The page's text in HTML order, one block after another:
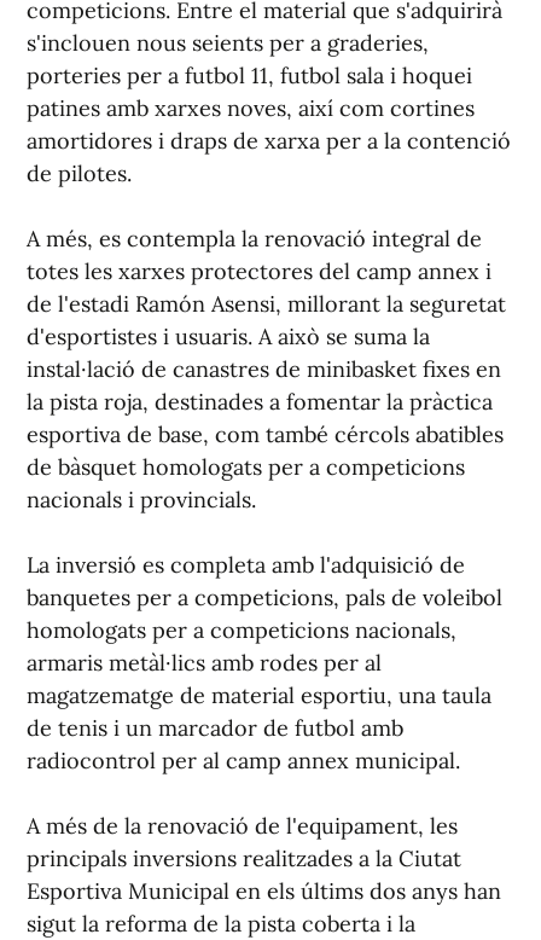
competicions. Entre el material que s'adquirirà
s'inclouen nous seients per a graderies,
porteries per a futbol 11, futbol sala i hoquei
patines amb xarxes noves, així com cortines
amortidores i draps de xarxa per a la contenció
de pilotes.
A més, es contempla la renovació integral de
totes les xarxes protectores del camp annex i
de l'estadi Ramón Asensi, millorant la seguretat
d'esportistes i usuaris. A això se suma la
instal·lació de canastres de minibasket fixes en
la pista roja, destinades a fomentar la pràctica
esportiva de base, com també cércols abatibles
de bàsquet homologats per a competicions
nacionals i provincials.
La inversió es completa amb l'adquisició de
banquetes per a competicions, pals de voleibol
homologats per a competicions nacionals,
armaris metàl·lics amb rodes per al
magatzematge de material esportiu, una taula
de tenis i un marcador de futbol amb
radiocontrol per al camp annex municipal.
A més de la renovació de l'equipament, les
principals inversions realitzades a la Ciutat
Esportiva Municipal en els últims dos anys han
sigut la reforma de la pista coberta i la